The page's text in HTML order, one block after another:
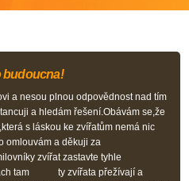
a nesou plnou odpovědnost nad tím
a hledám řešení.Obávám se,že
s láskou ke zvířatům nemá nic
a děkuji za
zvířat zastavte tyhle
tam ty zvířata přežívají a